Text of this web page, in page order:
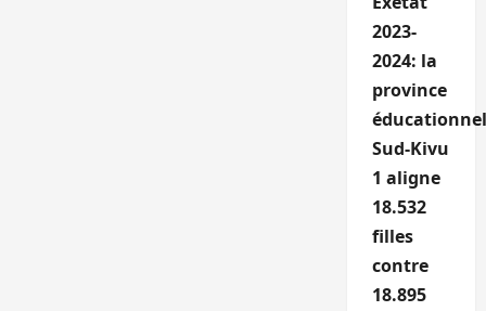
2023-
2024: la
province
Sud-Kivu
1 aligne
18.532
filles
contre
18.895